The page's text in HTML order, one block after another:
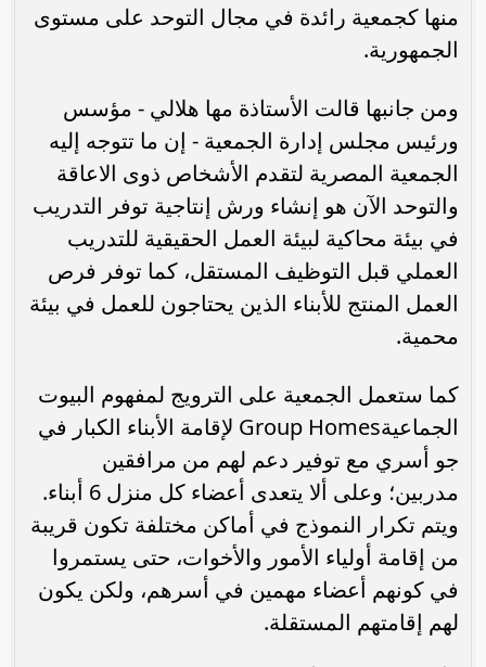
منها كجمعية رائدة في مجال التوحد على مستوى
الجمهورية.
ومن جانبها قالت الأستاذة مها هلالي - مؤسس
ورئيس مجلس إدارة الجمعية - إن ما تتوجه إليه
الجمعية المصرية لتقدم الأشخاص ذوى الاعاقة
والتوحد الآن هو إنشاء ورش إنتاجية توفر التدريب
في بيئة محاكية لبيئة العمل الحقيقية للتدريب
العملي قبل التوظيف المستقل، كما توفر فرص
العمل المنتج للأبناء الذين يحتاجون للعمل في بيئة
محمية.
كما ستعمل الجمعية على الترويج لمفهوم البيوت
الجماعيةGroup Homes لإقامة الأبناء الكبار في
جو أسري مع توفير دعم لهم من مرافقين
مدربين؛ وعلى ألا يتعدى أعضاء كل منزل 6 أبناء.
ويتم تكرار النموذج في أماكن مختلفة تكون قريبة
من إقامة أولياء الأمور والأخوات، حتى يستمروا
في كونهم أعضاء مهمين في أسرهم، ولكن يكون
لهم إقامتهم المستقلة.